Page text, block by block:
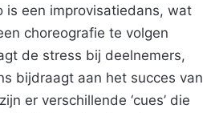
is een improvisatiedans, wat
choreografie te volgen
de stress bij deelnemers,
bijdraagt aan het succes van
er verschillende ‘cues’ die